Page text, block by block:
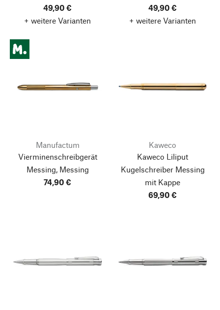
49,90 €
+ weitere Varianten
49,90 €
+ weitere Varianten
Manufactum
Vierminenschreibgerät
Messing, Messing
74,90 €
Kaweco
Kaweco Liliput
Kugelschreiber Messing
mit Kappe
69,90 €